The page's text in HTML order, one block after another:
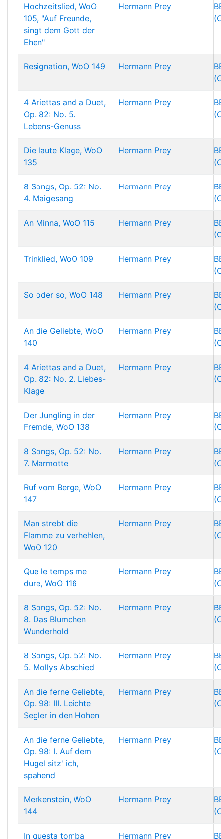
Hochzeitslied, WoO
105, "Auf Freunde,
singt dem Gott der
Ehen"
Hermann Prey
Resignation, WoO 149 Hermann Prey
4 Ariettas and a Duet,
Op. 82: No. 5.
Lebens-Genuss
Hermann Prey
Die laute Klage, WoO
135
Hermann Prey
8 Songs, Op. 52: No.
4. Maigesang
Hermann Prey
An Minna, WoO 115 Hermann Prey
Trinklied, WoO 109 Hermann Prey
So oder so, WoO 148 Hermann Prey
An die Geliebte, WoO
140
Hermann Prey
4 Ariettas and a Duet,
Op. 82: No. 2. Liebes-
Klage
Hermann Prey
Der Jungling in der
Fremde, WoO 138
Hermann Prey
8 Songs, Op. 52: No.
7. Marmotte
Hermann Prey
Ruf vom Berge, WoO
147
Hermann Prey
Man strebt die
Flamme zu verhehlen,
WoO 120
Hermann Prey
Que le temps me
dure, WoO 116
Hermann Prey
8 Songs, Op. 52: No.
8. Das Blumchen
Wunderhold
Hermann Prey
8 Songs, Op. 52: No.
5. Mollys Abschied
Hermann Prey
An die ferne Geliebte,
Op. 98: III. Leichte
Segler in den Hohen
Hermann Prey
An die ferne Geliebte,
Op. 98: I. Auf dem
Hugel sitz' ich,
spahend
Hermann Prey
Merkenstein, WoO
144
Hermann Prey
In questa tomba Hermann Prey